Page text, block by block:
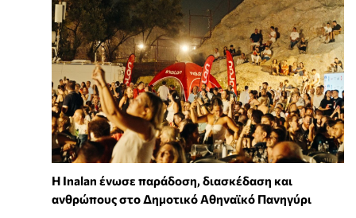
Η Inalan ένωσε παράδοση, διασκέδαση και
ανθρώπους στο Δημοτικό Αθηναϊκό Πανηγύρι